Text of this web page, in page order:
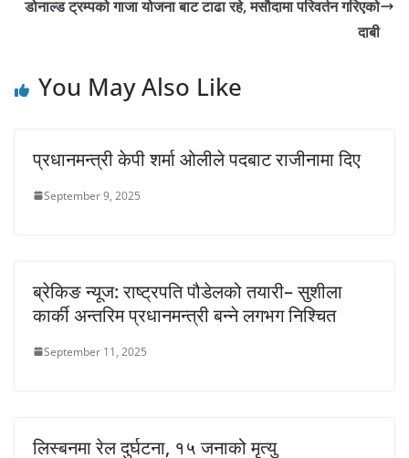
डोनाल्ड ट्रम्पको गाजा योजना बाट टाढा रहे, मसौदामा परिवर्तन गरिएको
दाबी
You May Also Like
प्रधानमन्त्री केपी शर्मा ओलीले पदबाट राजीनामा दिए
September 9, 2025
ब्रेकिङ न्यूज: राष्ट्रपति पौडेलको तयारी– सुशीला
कार्की अन्तरिम प्रधानमन्त्री बन्ने लगभग निश्चित
September 11, 2025
लिस्बनमा रेल दुर्घटना, १५ जनाको मृत्यु